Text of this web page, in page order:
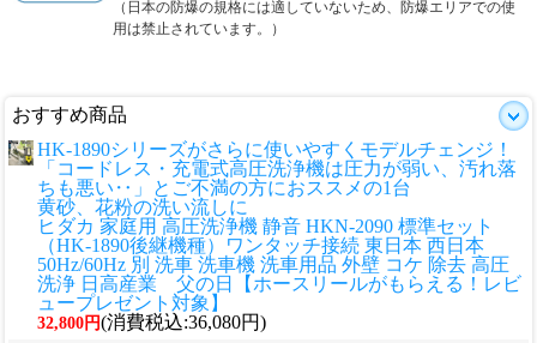
（日本の防爆の規格には適していないため、防爆エリアでの使
用は禁止されています。）
おすすめ商品
HK-1890シリーズがさらに使いやすくモデルチェンジ！
「コードレス・充電式高圧洗浄機は圧力が弱い、汚れ落
ちも悪い‥」とご不満の方におススメの1台
黄砂、花粉の洗い流しに
ヒダカ 家庭用 高圧洗浄機 静音 HKN-2090 標準セット
（HK-1890後継機種）ワンタッチ接続 東日本 西日本
50Hz/60Hz 別 洗車 洗車機 洗車用品 外壁 コケ 除去 高圧
洗浄 日高産業 父の日【ホースリールがもらえる！レビ
ュープレゼント対象】
32,800円(消費税込:36,080円)